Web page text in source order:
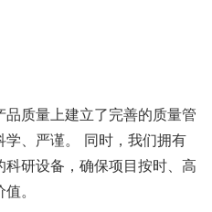
质量上建立了完善的质量管
、严谨。 同时，我们拥有
研设备，确保项目按时、高
。